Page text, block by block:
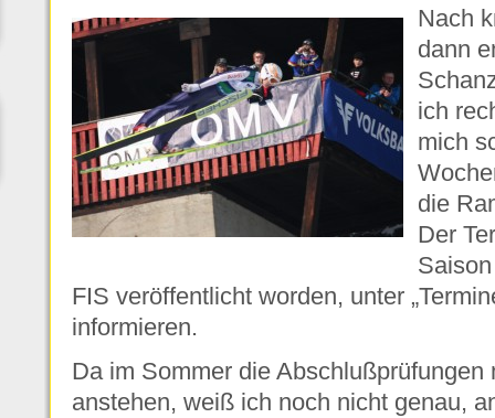
Nach
dann
ich
mich
die
Der
FIS veröffentlicht worden, unter
informieren.
Da im Sommer die
anstehen, weiß ich noch nicht genau,